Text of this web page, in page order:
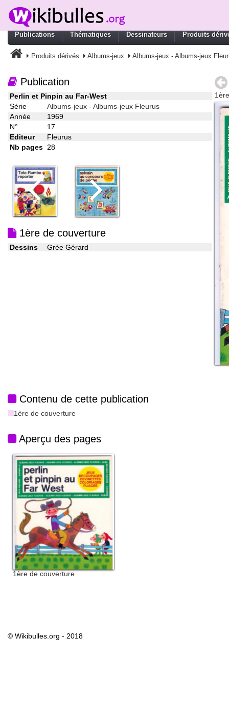
Publications Thématiques Dessinateurs Produits
Produits dérivés Albums-jeux Albums-jeux - Albums-jeux
Publication
Perlin et Pinpin au Far-West
Série
Albums-jeux - Albums-jeux Fleurus
Année
1969
N°
17
Editeur
Fleurus
Nb pages 28
1ère de couverture
Dessins Grée Gérard
Contenu de cette publication
1ère de couverture
Aperçu des pages
1ère de couverture
© Wikibulles.org - 2018